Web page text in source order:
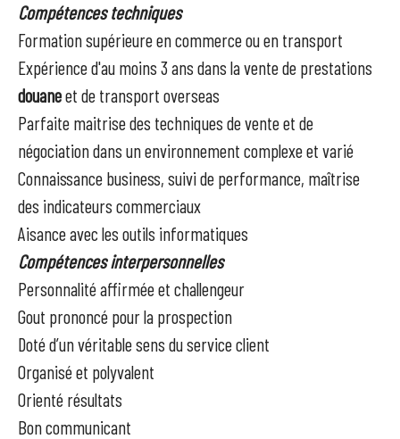
Compétences techniques
Formation supérieure en commerce ou en transport
Expérience d'au moins 3 ans dans la vente de prestations
douaneet de transport overseas
Parfaite maitrise des techniques de vente et de
négociation dans un environnement complexe et varié
Connaissance business, suivi de performance, maîtrise
des indicateurs commerciaux
Aisance avec les outils informatiques
Compétences interpersonnelles
Personnalité affirmée et challengeur
Gout prononcé pour la prospection
Doté d’un véritable sens du service client
Organisé et polyvalent
Orienté résultats
Bon communicant